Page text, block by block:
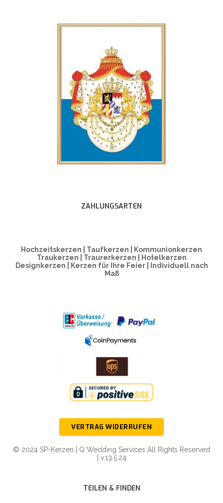
ZAHLUNGSARTEN
Hochzeitskerzen | Taufkerzen | Kommunionkerzen
Traukerzen | Traurerkerzen | Hotelkerzen
Designkerzen | Kerzen für Ihre Feier | Individuell nach
Maß
VERTRAG WIDERRUFEN
© 2024 SP-Kerzen | Q Wedding Services All Rights Reserved
| v.13.5.24
TEILEN & FINDEN